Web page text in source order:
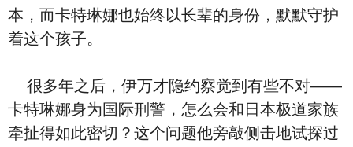
本，而卡特琳娜也始终以长辈的身份，默默守护
着这个孩子。
很多年之后，伊万才隐约察觉到有些不对——
卡特琳娜身为国际刑警，怎么会和日本极道家族
牵扯得如此密切？这个问题他旁敲侧击地试探过